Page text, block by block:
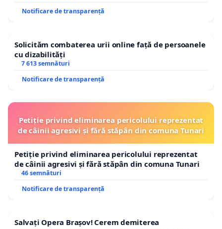
Notificare de transparență
Solicităm combaterea urii online față de persoanele
cu dizabilități
7 613 semnături
Notificare de transparență
Petiție privind eliminarea pericolului reprezentat
de câinii agresivi și fără stăpân din comuna Tunari
Petiție privind eliminarea pericolului reprezentat
de câinii agresivi și fără stăpân din comuna Tunari
46 semnături
Notificare de transparență
Salvați Opera Brașov! Cerem demiterea